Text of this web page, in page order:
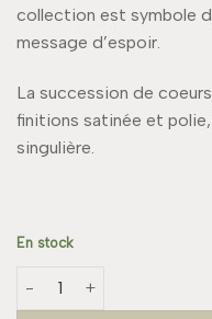
collection est symbole
message d’espoir.
La succession de
finitions satinée et
singulière.
En stock